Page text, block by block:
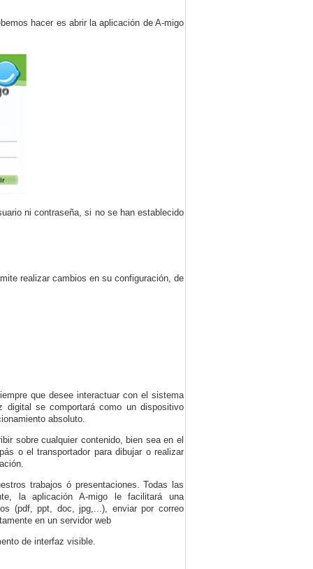
hacer es abrir la aplicación de A-migo
ni contraseña, si no se han establecido
realizar cambios en su configuración, de
que desee interactuar con el sistema
se comportará como un dispositivo
absoluto.
sobre cualquier contenido, bien sea en el
o el transportador para dibujar o realizar
trabajos ó presentaciones. Todas las
la aplicación A-migo le facilitará una
(pdf, ppt, doc, jpg,...), enviar por correo
en un servidor web
de interfaz visible.